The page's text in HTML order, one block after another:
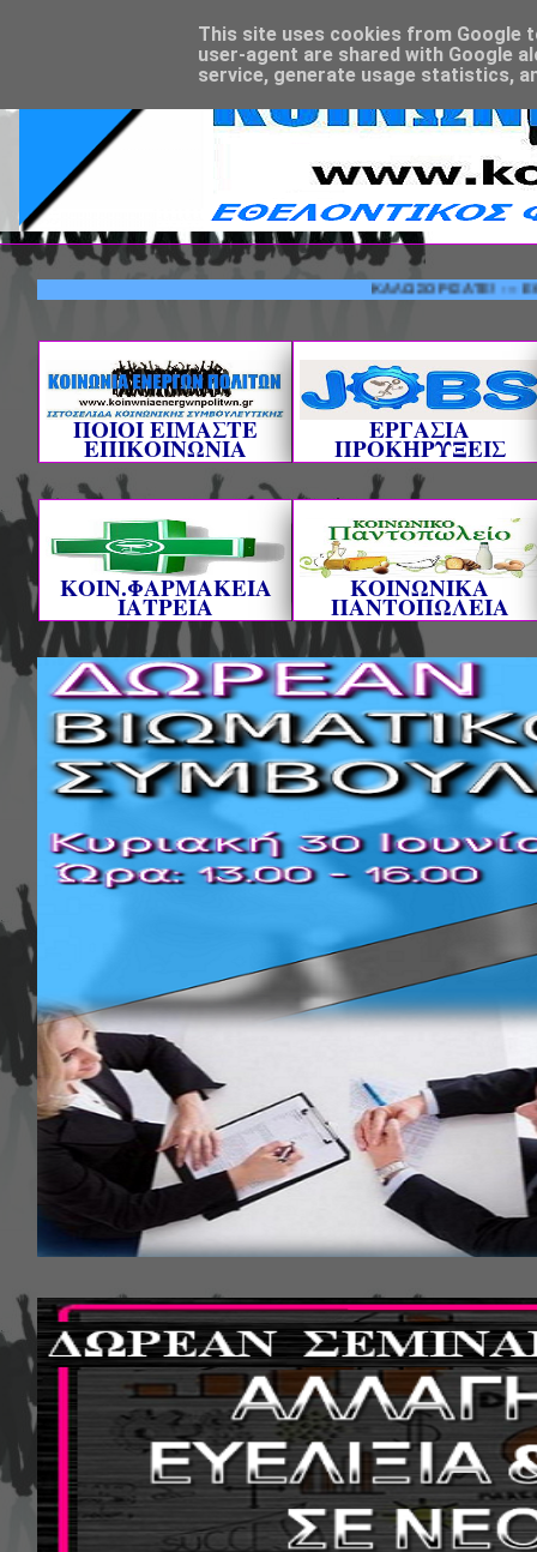
ΚΑΛΩΣΟΡΙΣΑΤΕ! ---
ΠΟΙΟΙ ΕΙΜΑΣΤΕ
ΕΠΙΚΟΙΝΩΝΙΑ
ΕΡΓΑΣΙΑ
ΠΡΟΚΗΡΥΞΕΙΣ
ΚΟΙΝ.ΦΑΡΜΑΚΕΙΑ
ΙΑΤΡΕΙΑ
ΚΟΙΝΩΝΙΚΑ
ΠΑΝΤΟΠΩΛΕΙΑ
This site uses cookies from Google
user-agent are shared with Google
service, generate usage statistics,